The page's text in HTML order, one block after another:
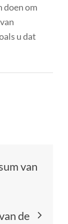
doen om
u dat
van
de